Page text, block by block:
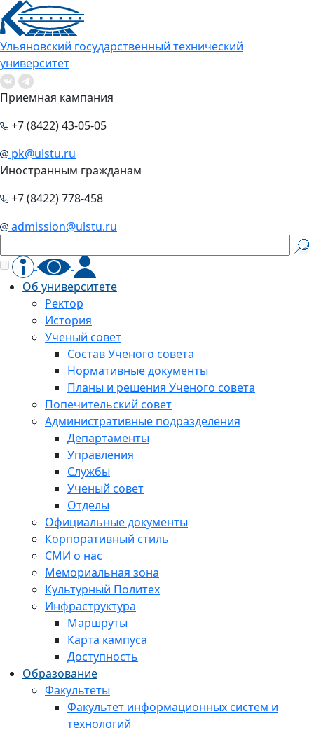
Ульяновский государственный технический
университет
Приемная кампания
+7 (8422) 43-05-05
pk@ulstu.ru
Иностранным гражданам
+7 (8422) 778-458
admission@ulstu.ru
Об университете
Ректор
История
Ученый совет
Состав Ученого совета
Нормативные документы
Планы и решения Ученого совета
Попечительский совет
Административные подразделения
Департаменты
Управления
Службы
Ученый совет
Отделы
Официальные документы
Корпоративный стиль
СМИ о нас
Мемориальная зона
Культурный Политех
Инфраструктура
Маршруты
Карта кампуса
Доступность
Образование
Факультеты
Факультет информационных систем и
технологий